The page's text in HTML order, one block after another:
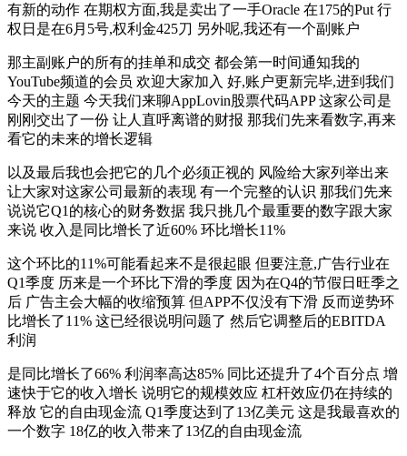
有新的动作 在期权方面,我是卖出了一手Oracle 在175的Put 行
权日是在6月5号,权利金425刀 另外呢,我还有一个副账户
那主副账户的所有的挂单和成交 都会第一时间通知我的
YouTube频道的会员 欢迎大家加入 好,账户更新完毕,进到我们
今天的主题 今天我们来聊AppLovin股票代码APP 这家公司是
刚刚交出了一份 让人直呼离谱的财报 那我们先来看数字,再来
看它的未来的增长逻辑
以及最后我也会把它的几个必须正视的 风险给大家列举出来
让大家对这家公司最新的表现 有一个完整的认识 那我们先来
说说它Q1的核心的财务数据 我只挑几个最重要的数字跟大家
来说 收入是同比增长了近60% 环比增长11%
这个环比的11%可能看起来不是很起眼 但要注意,广告行业在
Q1季度 历来是一个环比下滑的季度 因为在Q4的节假日旺季之
后 广告主会大幅的收缩预算 但APP不仅没有下滑 反而逆势环
比增长了11% 这已经很说明问题了 然后它调整后的EBITDA
利润
是同比增长了66% 利润率高达85% 同比还提升了4个百分点 增
速快于它的收入增长 说明它的规模效应 杠杆效应仍在持续的
释放 它的自由现金流 Q1季度达到了13亿美元 这是我最喜欢的
一个数字 18亿的收入带来了13亿的自由现金流